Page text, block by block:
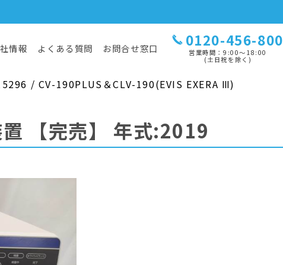
情報 よくある質問 お問合せ窓口 0120-456-800
営業時間：9:00〜18:00
(土日祝を除く)
/ CV-190PLUS＆CLV-190(EVIS EXERA Ⅲ)
【完売】 年式:2019